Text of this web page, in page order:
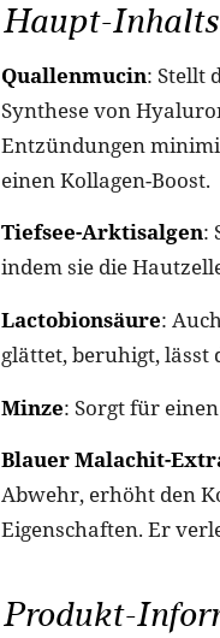
Haupt-
Quallenmucin: Stellt
Synthese von
Entzündungen
einen Kollagen-Boost.
Tiefsee-Arktisalgen:
indem sie die
Lactobionsäure:
glättet, beruhigt, lässt
Minze: Sorgt für
Blauer Malachit-
Abwehr, erhöht den
Eigenschaften. Er
Produkt-